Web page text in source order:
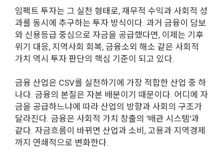
임팩트 투자는 그 실천 형태로, 재무적 수익과 사회적 성
과를 동시에 추구하는 투자 방식이다. 과거 금융이 담보
와 신용등급 중심으로 자금을 공급했다면, 이제는 기후
위기 대응, 지역사회 회복, 금융소외 해소 같은 사회적
가치 역시 투자 판단의 핵심 기준이 되고 있다.
금융 산업은 CSV를 실천하기에 가장 적합한 산업 중 하
나다. 금융의 본질은 자본 배분이기 때문이다. 어디에 자
금을 공급하느냐에 따라 산업의 방향과 사회의 구조가
달라진다. 금융은 사회적 가치 창출의 '배관 시스템'과
같다. 자금흐름이 바뀌면 산업과 소비, 고용과 지역경제
까지 연쇄적으로 변화한다.